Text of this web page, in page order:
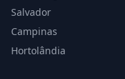
Salvador
Campinas
Hortolândia